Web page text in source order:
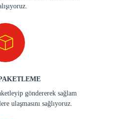
göndererek sağlam
ulaşmasını sağlıyoruz.